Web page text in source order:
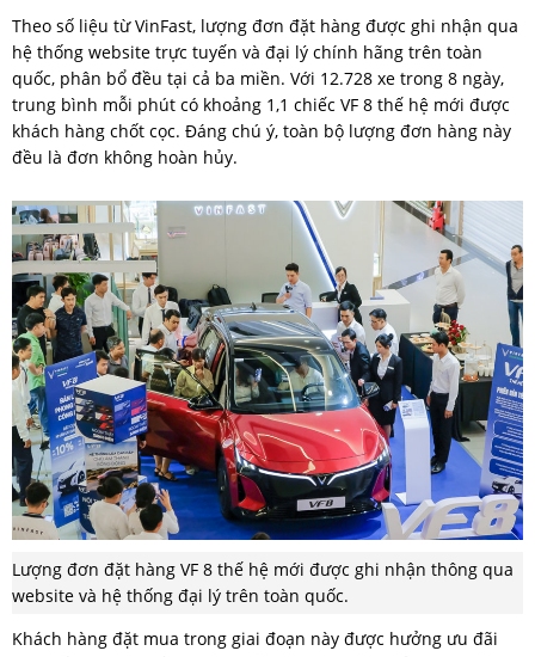
Theo số liệu từ VinFast, lượng đơn đặt hàng được ghi nhận qua
hệ thống website trực tuyến và đại lý chính hãng trên toàn
quốc, phân bổ đều tại cả ba miền. Với 12.728 xe trong 8 ngày,
trung bình mỗi phút có khoảng 1,1 chiếc VF 8 thế hệ mới được
khách hàng chốt cọc. Đáng chú ý, toàn bộ lượng đơn hàng này
đều là đơn không hoàn hủy.
Lượng đơn đặt hàng VF 8 thế hệ mới được ghi nhận thông qua
website và hệ thống đại lý trên toàn quốc.
Khách hàng đặt mua trong giai đoạn này được hưởng ưu đãi